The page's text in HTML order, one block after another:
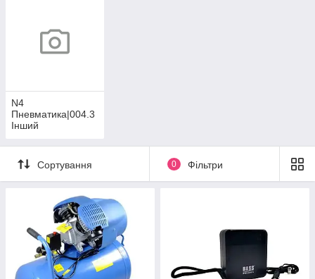
N4
Пневматика|004.3
Інший
інструмент
Сортування
0 Фільтри